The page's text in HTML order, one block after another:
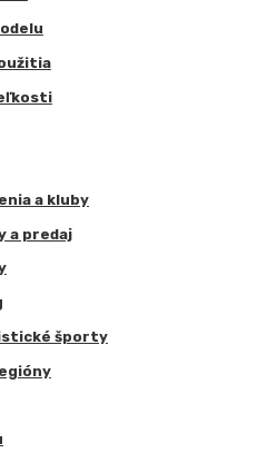
a kluby
a predaj
športy